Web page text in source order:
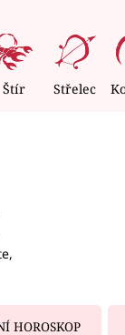
Štír Střelec
HOROSKOP